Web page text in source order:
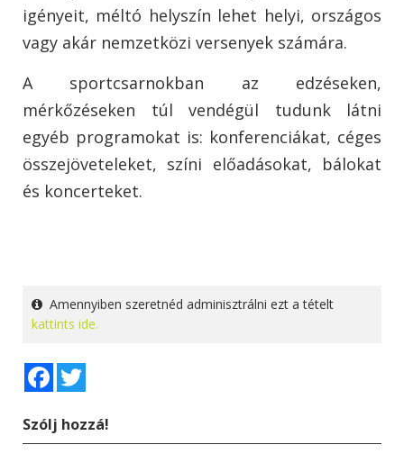
igényeit, méltó helyszín lehet helyi, országos
vagy akár nemzetközi versenyek számára.
A sportcsarnokban az edzéseken,
mérkőzéseken túl vendégül tudunk látni
egyéb programokat is: konferenciákat, céges
összejöveteleket, színi előadásokat, bálokat
és koncerteket.
Amennyiben szeretnéd adminisztrálni ezt a tételt
kattints ide.
Facebook
Szólj hozzá!